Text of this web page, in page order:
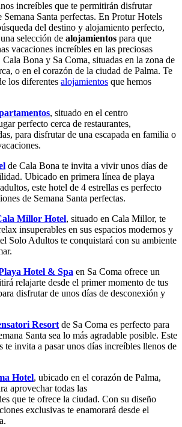
increíbles que te permitirán disfrutar
Semana Santa perfectas. En Protur Hotels
del destino y alojamiento perfecto,
selección de alojamientos para que
vacaciones increíbles en las preciosas
Bona y Sa Coma, situadas en la zona de
o en el corazón de la ciudad de Palma. Te
los diferentes alojamientos que hemos
, situado en el centro
perfecto cerca de restaurantes,
para disfrutar de una escapada en familia o
de Cala Bona te invita a vivir unos días de
Ubicado en primera línea de playa
este hotel de 4 estrellas es perfecto
de Semana Santa perfectas.
Millor Hotel, situado en Cala Millor, te
insuperables en sus espacios modernos y
Solo Adultos te conquistará con su ambiente
Hotel & Spa en Sa Coma ofrece un
relajarte desde el primer momento de tus
disfrutar de unos días de desconexión y
Resort de Sa Coma es perfecto para
Santa sea lo más agradable posible. Este
te invita a pasar unos días increíbles llenos de
Hotel, ubicado en el corazón de Palma,
aprovechar todas las
que te ofrece la ciudad. Con su diseño
exclusivas te enamorará desde el